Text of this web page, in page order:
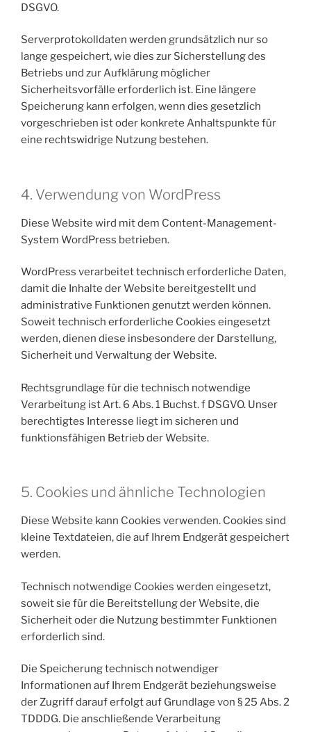
DSGVO.
Serverprotokolldaten werden grundsätzlich nur so
lange gespeichert, wie dies zur Sicherstellung des
Betriebs und zur Aufklärung möglicher
Sicherheitsvorfälle erforderlich ist. Eine längere
Speicherung kann erfolgen, wenn dies gesetzlich
vorgeschrieben ist oder konkrete Anhaltspunkte für
eine rechtswidrige Nutzung bestehen.
4. Verwendung von WordPress
Diese Website wird mit dem Content-Management-
System WordPress betrieben.
WordPress verarbeitet technisch erforderliche Daten,
damit die Inhalte der Website bereitgestellt und
administrative Funktionen genutzt werden können.
Soweit technisch erforderliche Cookies eingesetzt
werden, dienen diese insbesondere der Darstellung,
Sicherheit und Verwaltung der Website.
Rechtsgrundlage für die technisch notwendige
Verarbeitung ist Art. 6 Abs. 1 Buchst. f DSGVO. Unser
berechtigtes Interesse liegt im sicheren und
funktionsfähigen Betrieb der Website.
5. Cookies und ähnliche Technologien
Diese Website kann Cookies verwenden. Cookies sind
kleine Textdateien, die auf Ihrem Endgerät gespeichert
werden.
Technisch notwendige Cookies werden eingesetzt,
soweit sie für die Bereitstellung der Website, die
Sicherheit oder die Nutzung bestimmter Funktionen
erforderlich sind.
Die Speicherung technisch notwendiger
Informationen auf Ihrem Endgerät beziehungsweise
der Zugriff darauf erfolgt auf Grundlage von § 25 Abs. 2
TDDDG. Die anschließende Verarbeitung